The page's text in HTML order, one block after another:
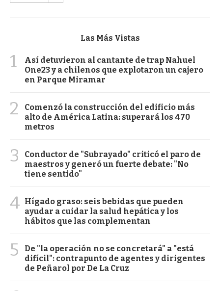
Las Más Vistas
1
Así detuvieron al cantante de trap Nahuel
One23 y a chilenos que explotaron un cajero
en Parque Miramar
2
Comenzó la construcción del edificio más
alto de América Latina: superará los 470
metros
3
Conductor de "Subrayado" criticó el paro de
maestros y generó un fuerte debate: "No
tiene sentido"
4 Hígado graso: seis bebidas que pueden
ayudar a cuidar la salud hepática y los
hábitos que las complementan
5
De "la operación no se concretará" a "está
difícil": contrapunto de agentes y dirigentes
de Peñarol por De La Cruz